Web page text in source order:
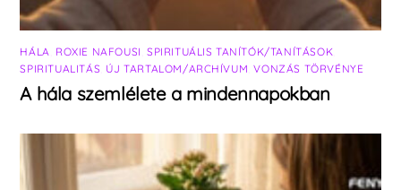
HÁLA ROXIE NAFOUSI SPIRITUÁLIS TANÍTÓK/TANÍTÁSOK
SPIRITUALITÁS ÚJ TARTALOM/ARCHÍVUM ,VONZÁS TÖRVÉNYE
A hála szemlélete a mindennapokban